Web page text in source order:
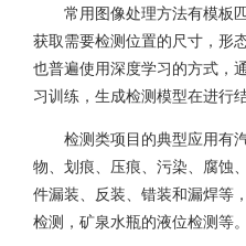
常用图像处理方法有模板匹
获取需要检测位置的尺寸，形
也普遍使用深度学习的方式，
习训练，生成检测模型在进行
检测类项目的典型应用有
物、划痕、压痕、污染、腐蚀
件漏装、反装、错装和漏焊等
检测，矿泉水瓶的液位检测等。